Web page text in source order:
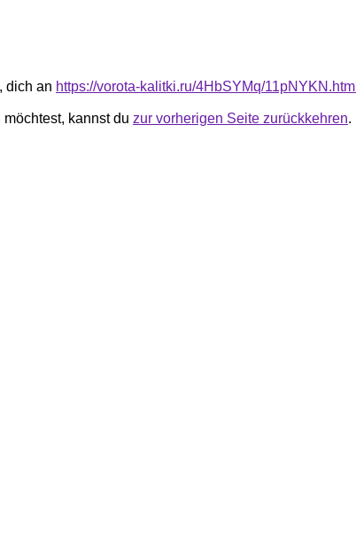
dich an https://vorota-kalitki.ru/4HbSYMq/11pNYKN.html
kannst du zur vorherigen Seite zurückkehren.